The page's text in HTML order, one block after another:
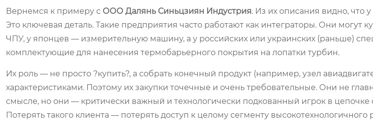
Вернемся к примеру с ООО Далянь Синьцзиян Индустрия. Из их описания видно, что
Это ключевая деталь. Такие предприятия часто работают как интеграторы. Они могут
ЧПУ, у японцев — измерительную машину, а у российских или украинских (раньше)
комплектующие для нанесения термобарьерного покрытия на лопатки турбин.
Их роль — не просто ?купить?, а собрать конечный продукт (например, узел
характеристиками. Поэтому их закупки точечные и очень требовательные. Они не
смысле, но они — критически важный и технологически подкованный игрок в цепочке
Потерять такого клиента — потерять доступ к целому сегменту высокотехнологичного